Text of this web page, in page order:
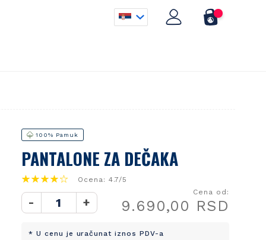
100% Pamuk
PANTALONE ZA DEČAKA
Ocena: 4.7/5
- +
Cena od:
9.690,00 RSD
* U cenu je uračunat iznos PDV-a